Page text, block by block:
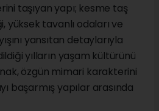
taşıyan yapı; kesme taş
yüksek tavanlı odaları ve
yansıtan detaylarıyla
yılların yaşam kültürünü
özgün mimari karakterini
başarmış yapılar arasında